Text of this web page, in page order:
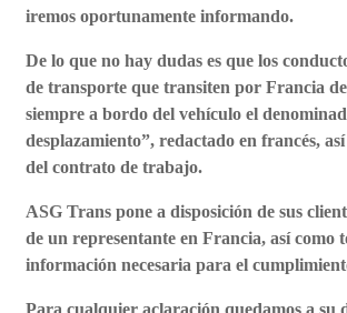
iremos oportunamente informando.
De lo que no hay dudas es que los
de transporte que transiten por Francia
siempre a bordo del vehículo el
desplazamiento”, redactado en francés,
del contrato de trabajo.
ASG Trans pone a disposición de sus
de un representante en Francia, así como
información necesaria para el
Para cualquier aclaración quedamos a su